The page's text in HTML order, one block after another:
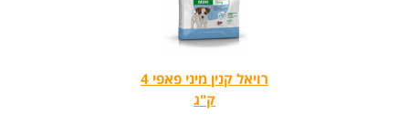
רויאל קנין מיני פאפי 4
ק"ג